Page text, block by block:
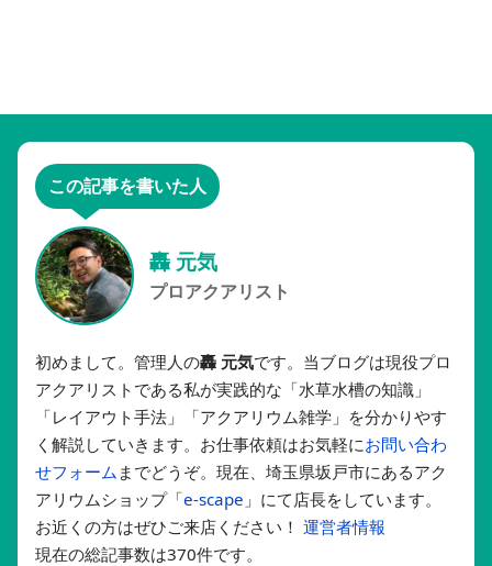
この記事を書いた人
轟 元気
プロアクアリスト
初めまして。管理人の轟 元気です。当ブログは現役プロ
アクアリストである私が実践的な「水草水槽の知識」
「レイアウト手法」「アクアリウム雑学」を分かりやす
く解説していきます。お仕事依頼はお気軽にお問い合わ
せフォーム までどうぞ。現在、埼玉県坂戸市にあるアク
アリウムショップ「e-scape 」にて店長をしています。
お近くの方はぜひご来店ください！ 運営者情報
現在の総記事数は370件です。